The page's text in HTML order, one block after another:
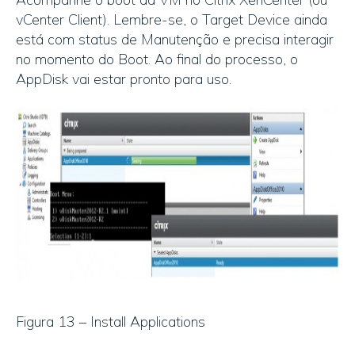
vCenter Client). Lembre-se, o Target Device ainda
está com status de Manutenção e precisa interagir
no momento do Boot. Ao final do processo, o
AppDisk vai estar pronto para uso.
Figura 13 – Install Applications